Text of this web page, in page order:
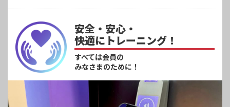
安全・安心・
快適にトレーニング！
すべては会員の
みなさまのために！